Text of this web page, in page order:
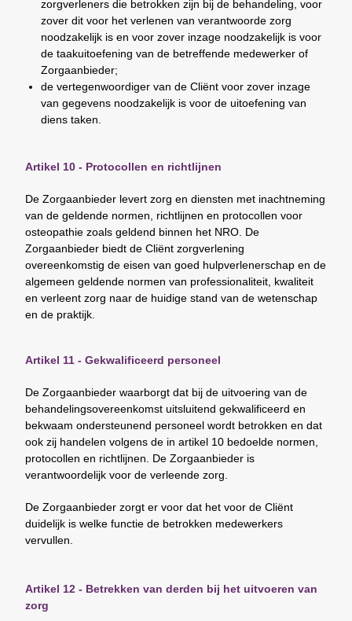
zorgverleners die betrokken zijn bij de behandeling, voor
zover dit voor het verlenen van verantwoorde zorg
noodzakelijk is en voor zover inzage noodzakelijk is voor
de taakuitoefening van de betreffende medewerker of
Zorgaanbieder;
de vertegenwoordiger van de Cliënt voor zover inzage
van gegevens noodzakelijk is voor de uitoefening van
diens taken.
Artikel 10 - Protocollen en richtlijnen
De Zorgaanbieder levert zorg en diensten met inachtneming
van de geldende normen, richtlijnen en protocollen voor
osteopathie zoals geldend binnen het NRO. De
Zorgaanbieder biedt de Cliënt zorgverlening
overeenkomstig de eisen van goed hulpverlenerschap en de
algemeen geldende normen van professionaliteit, kwaliteit
en verleent zorg naar de huidige stand van de wetenschap
en de praktijk.
Artikel 11 - Gekwalificeerd personeel
De Zorgaanbieder waarborgt dat bij de uitvoering van de
behandelingsovereenkomst uitsluitend gekwalificeerd en
bekwaam ondersteunend personeel wordt betrokken en dat
ook zij handelen volgens de in artikel 10 bedoelde normen,
protocollen en richtlijnen. De Zorgaanbieder is
verantwoordelijk voor de verleende zorg.
De Zorgaanbieder zorgt er voor dat het voor de Cliënt
duidelijk is welke functie de betrokken medewerkers
vervullen.
Artikel 12 - Betrekken van derden bij het uitvoeren van
zorg